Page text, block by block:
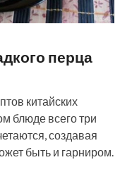
перца
китайских
блюде всего три
создавая
быть и гарниром.